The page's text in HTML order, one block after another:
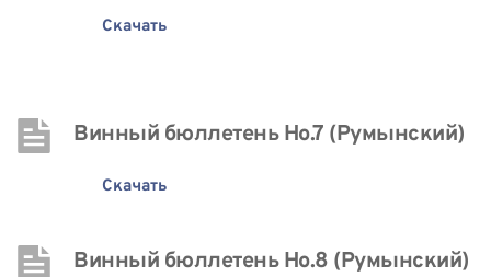
Скачать
Винный бюллетень Нo.7 (Румынский)
Скачать
Винный бюллетень Нo.8 (Румынский)